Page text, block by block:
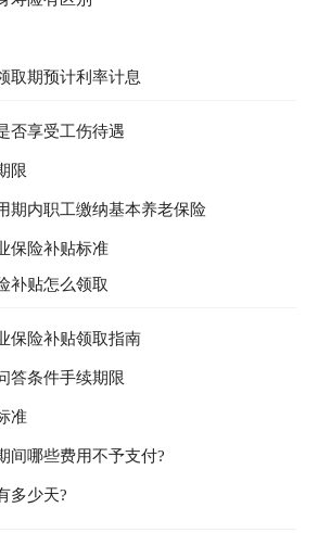
取期预计利率计息
否享受工伤待遇
限
期内职工缴纳基本养老保险
保险补贴标准
补贴怎么领取
保险补贴领取指南
答条件手续期限
准
间哪些费用不予支付?
多少天?